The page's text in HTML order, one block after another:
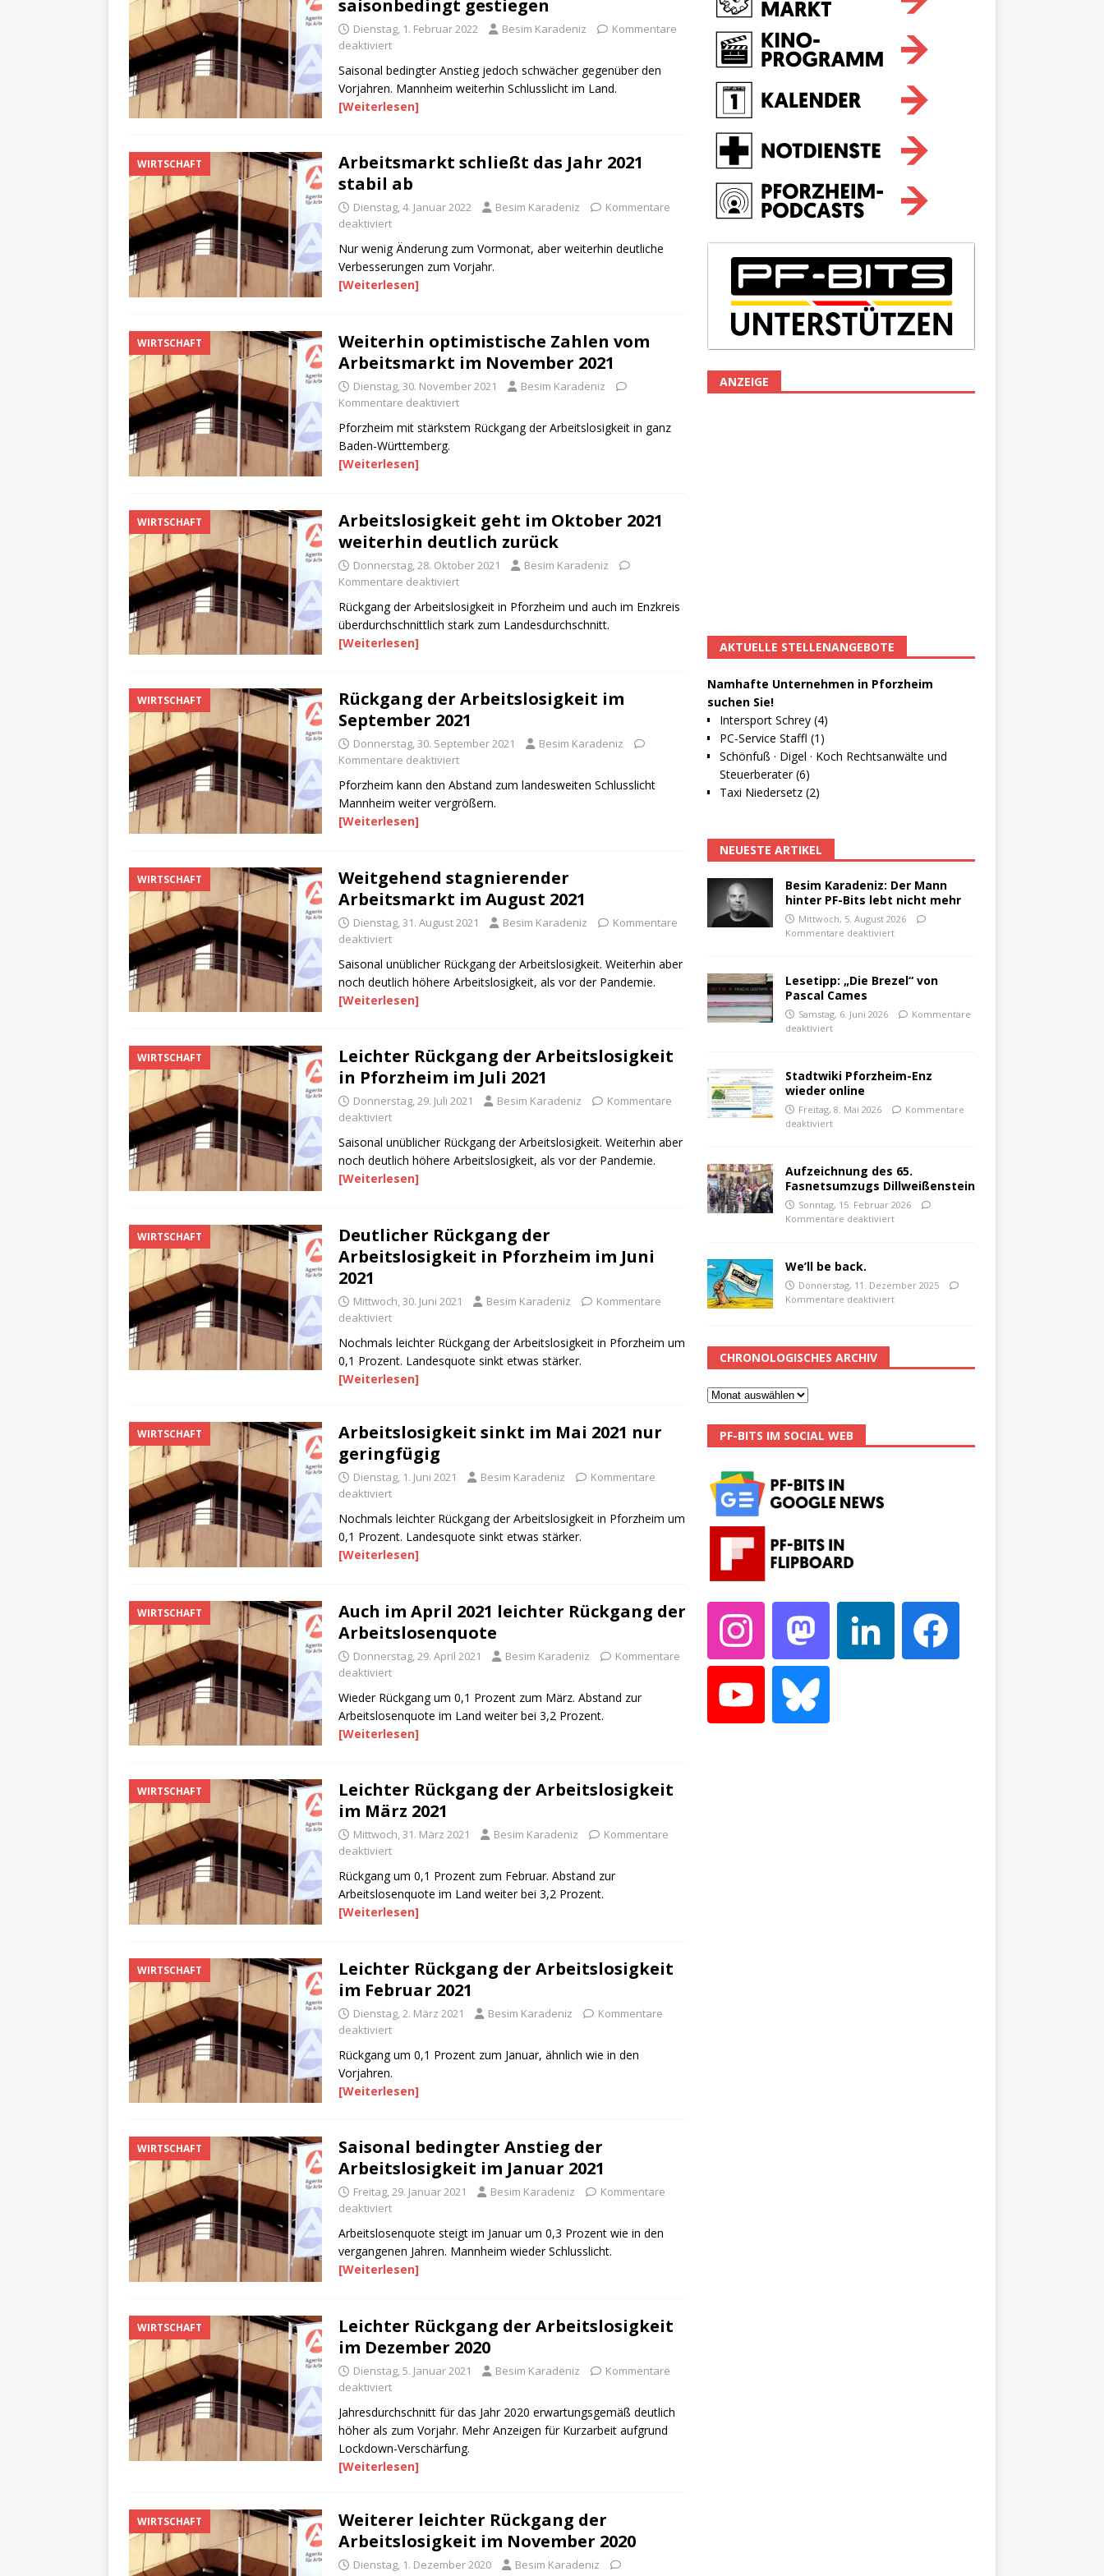
saisonbedingt gestiegen
Dienstag, 1. Februar 2022 Besim Karadeniz
Kommentare
deaktiviert
Saisonal bedingter Anstieg jedoch schwächer gegenüber den
Vorjahren. Mannheim weiterhin Schlusslicht im Land.
[Weiterlesen]
WIRTSCHAFT
Arbeitsmarkt schließt das Jahr 2021
stabil ab
Dienstag, 4. Januar 2022 Besim Karadeniz
Kommentare
deaktiviert
Nur wenig Änderung zum Vormonat, aber weiterhin deutliche
Verbesserungen zum Vorjahr.
[Weiterlesen]
WIRTSCHAFT
Weiterhin optimistische Zahlen vom
Arbeitsmarkt im November 2021
Dienstag, 30. November 2021
Besim Karadeniz
Kommentare deaktiviert
Pforzheim mit stärkstem Rückgang der Arbeitslosigkeit in ganz
Baden-Württemberg.
[Weiterlesen]
WIRTSCHAFT
Arbeitslosigkeit geht im Oktober 2021
weiterhin deutlich zurück
Donnerstag, 28. Oktober 2021
Besim Karadeniz
Kommentare deaktiviert
Rückgang der Arbeitslosigkeit in Pforzheim und auch im Enzkreis
überdurchschnittlich stark zum Landesdurchschnitt.
[Weiterlesen]
WIRTSCHAFT
Rückgang der Arbeitslosigkeit im
September 2021
Donnerstag, 30. September 2021
Besim Karadeniz
Kommentare deaktiviert
Pforzheim kann den Abstand zum landesweiten Schlusslicht
Mannheim weiter vergrößern.
[Weiterlesen]
WIRTSCHAFT
Weitgehend stagnierender
Arbeitsmarkt im August 2021
Dienstag, 31. August 2021 Besim Karadeniz
Kommentare
deaktiviert
Saisonal unüblicher Rückgang der Arbeitslosigkeit. Weiterhin aber
noch deutlich höhere Arbeitslosigkeit, als vor der Pandemie.
[Weiterlesen]
WIRTSCHAFT
Leichter Rückgang der Arbeitslosigkeit
in Pforzheim im Juli 2021
Donnerstag, 29. Juli 2021 Besim Karadeniz
Kommentare
deaktiviert
Saisonal unüblicher Rückgang der Arbeitslosigkeit. Weiterhin aber
noch deutlich höhere Arbeitslosigkeit, als vor der Pandemie.
[Weiterlesen]
WIRTSCHAFT
Deutlicher Rückgang der
Arbeitslosigkeit in Pforzheim im Juni
2021
Mittwoch, 30. Juni 2021 Besim Karadeniz
Kommentare
deaktiviert
Nochmals leichter Rückgang der Arbeitslosigkeit in Pforzheim um
0,1 Prozent. Landesquote sinkt etwas stärker.
[Weiterlesen]
WIRTSCHAFT
Arbeitslosigkeit sinkt im Mai 2021 nur
geringfügig
Dienstag, 1. Juni 2021 Besim Karadeniz
Kommentare
deaktiviert
Nochmals leichter Rückgang der Arbeitslosigkeit in Pforzheim um
0,1 Prozent. Landesquote sinkt etwas stärker.
[Weiterlesen]
WIRTSCHAFT
Auch im April 2021 leichter Rückgang der
Arbeitslosenquote
Donnerstag, 29. April 2021 Besim Karadeniz
Kommentare
deaktiviert
Wieder Rückgang um 0,1 Prozent zum März. Abstand zur
Arbeitslosenquote im Land weiter bei 3,2 Prozent.
[Weiterlesen]
WIRTSCHAFT
Leichter Rückgang der Arbeitslosigkeit
im März 2021
Mittwoch, 31. März 2021 Besim Karadeniz
Kommentare
deaktiviert
Rückgang um 0,1 Prozent zum Februar. Abstand zur
Arbeitslosenquote im Land weiter bei 3,2 Prozent.
[Weiterlesen]
WIRTSCHAFT
Leichter Rückgang der Arbeitslosigkeit
im Februar 2021
Dienstag, 2. März 2021 Besim Karadeniz
Kommentare
deaktiviert
Rückgang um 0,1 Prozent zum Januar, ähnlich wie in den
Vorjahren.
[Weiterlesen]
WIRTSCHAFT
Saisonal bedingter Anstieg der
Arbeitslosigkeit im Januar 2021
Freitag, 29. Januar 2021 Besim Karadeniz
Kommentare
deaktiviert
Arbeitslosenquote steigt im Januar um 0,3 Prozent wie in den
vergangenen Jahren. Mannheim wieder Schlusslicht.
[Weiterlesen]
WIRTSCHAFT
Leichter Rückgang der Arbeitslosigkeit
im Dezember 2020
Dienstag, 5. Januar 2021 Besim Karadeniz
Kommentare
deaktiviert
Jahresdurchschnitt für das Jahr 2020 erwartungsgemäß deutlich
höher als zum Vorjahr. Mehr Anzeigen für Kurzarbeit aufgrund
Lockdown-Verschärfung.
[Weiterlesen]
WIRTSCHAFT
Weiterer leichter Rückgang der
Arbeitslosigkeit im November 2020
Dienstag, 1. Dezember 2020
Besim Karadeniz
ANZEIGE
AKTUELLE STELLENANGEBOTE
Namhafte Unternehmen in Pforzheim
suchen Sie!
Intersport Schrey (4)
PC-Service Staffl (1)
Schönfuß · Digel · Koch Rechtsanwälte und
Steuerberater (6)
Taxi Niedersetz (2)
NEUESTE ARTIKEL
Besim Karadeniz: Der Mann
hinter PF-Bits lebt nicht mehr
Mittwoch, 5. August 2026
Kommentare deaktiviert
Lesetipp: „Die Brezel“ von
Pascal Cames
Samstag, 6. Juni 2026
Kommentare
deaktiviert
Stadtwiki Pforzheim-Enz
wieder online
Freitag, 8. Mai 2026
Kommentare
deaktiviert
Aufzeichnung des 65.
Fasnetsumzugs Dillweißenstein
Sonntag, 15. Februar 2026
Kommentare deaktiviert
We’ll be back.
Donnerstag, 11. Dezember 2025
Kommentare deaktiviert
CHRONOLOGISCHES ARCHIV
PF-BITS IM SOCIAL WEB